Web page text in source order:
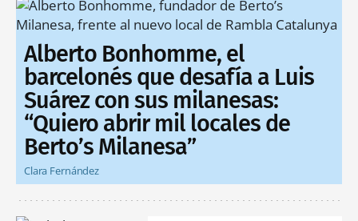
Alberto Bonhomme, el
barcelonés que desafía a Luis
Suárez con sus milanesas:
“Quiero abrir mil locales de
Berto’s Milanesa”
Clara Fernández